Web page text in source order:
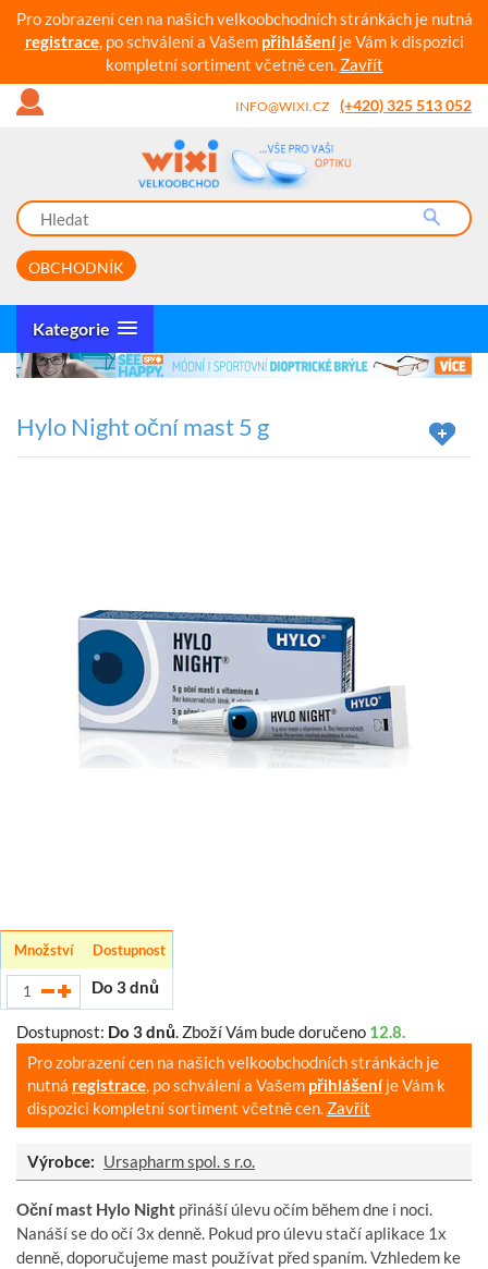
Pro zobrazení cen na našich velkoobchodních stránkách je nutná
registrace, po schválení a Vašem přihlášeníje Vám k dispozici
kompletní sortiment včetně cen. Zavřít
INFO@WIXI.CZ (+420) 325 513 052
OBCHODNÍK
Kategorie
Hylo Night oční mast 5 g
Množství Dostupnost
Do 3 dnů
Dostupnost: Do 3 dnů. Zboží Vám bude doručeno 12.8.
Pro zobrazení cen na našich velkoobchodních stránkách je
nutná registrace, po schválení a Vašem přihlášeníje Vám k
dispozici kompletní sortiment včetně cen. Zavřít
Výrobce: Ursapharm spol. s r.o.
Oční mast Hylo Night přináší úlevu očím během dne i noci.
Nanáší se do očí 3x denně. Pokud pro úlevu stačí aplikace 1x
denně, doporučujeme mast používat před spaním. Vzhledem ke